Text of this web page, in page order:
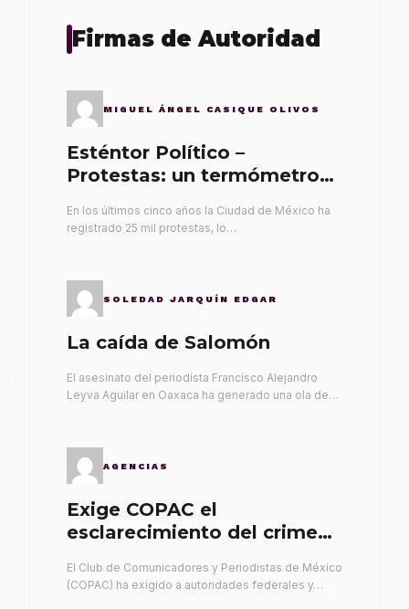
Firmas de Autoridad
MIGUEL ÁNGEL CASIQUE OLIVOS
Esténtor Político –
Protestas: un termómetro
En los últimos cinco años la Ciudad de México ha
registrado 25 mil protestas, lo…
SOLEDAD JARQUÍN EDGAR
La caída de Salomón
El asesinato del periodista Francisco Alejandro
Leyva Aguilar en Oaxaca ha generado una ola de…
AGENCIAS
Exige COPAC el
esclarecimiento del crimen
El Club de Comunicadores y Periodistas de México
(COPAC) ha exigido a autoridades federales y…